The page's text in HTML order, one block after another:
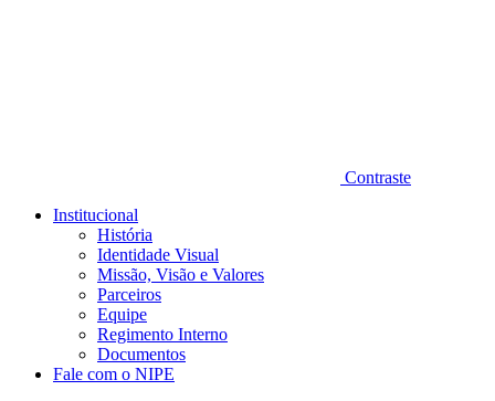
Contraste
Institucional
História
Identidade Visual
Missão, Visão e Valores
Parceiros
Equipe
Regimento Interno
Documentos
Fale com o NIPE